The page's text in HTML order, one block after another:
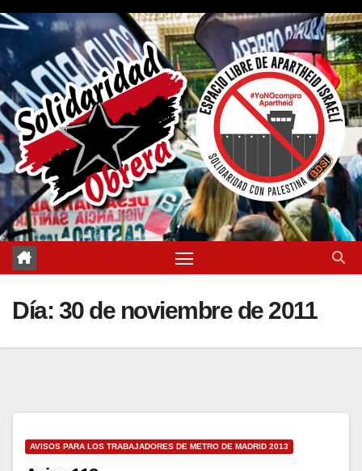
Saltar
contenido
Día: 30 de noviembre de 2011
AVISOS PARA LOS TRABAJADORES DE METRO DE MADRID 2013